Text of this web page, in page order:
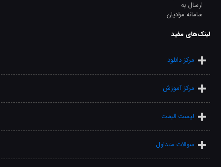
لینک‌های مفید
مرکز دانلود
مرکز آموزش
لیست قیمت
سوالات متداول